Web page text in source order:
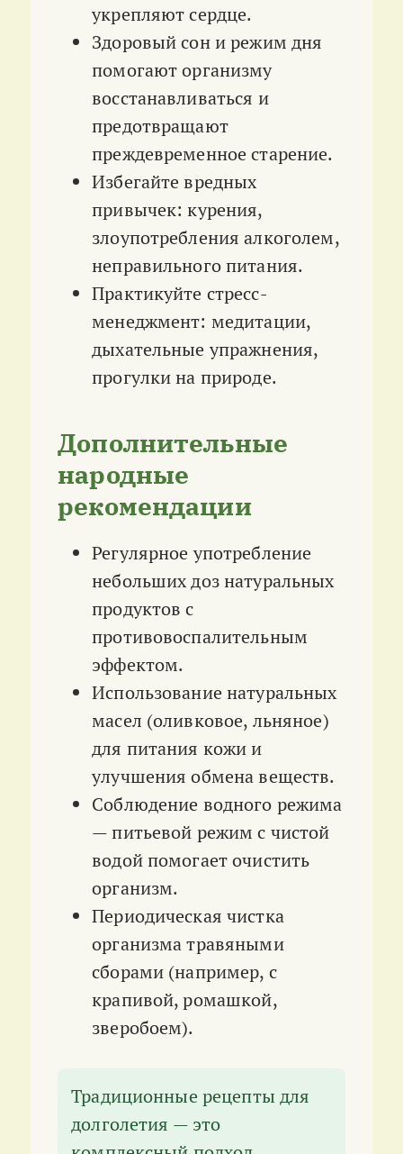
укрепляют сердце.
Здоровый сон и режим дня
помогают организму
восстанавливаться и
предотвращают
преждевременное старение.
Избегайте вредных
привычек: курения,
злоупотребления алкоголем,
неправильного питания.
Практикуйте стресс-
менеджмент: медитации,
дыхательные упражнения,
прогулки на природе.
Дополнительные
народные
рекомендации
Регулярное употребление
небольших доз натуральных
продуктов с
противовоспалительным
эффектом.
Использование натуральных
масел (оливковое, льняное)
для питания кожи и
улучшения обмена веществ.
Соблюдение водного режима
— питьевой режим с чистой
водой помогает очистить
организм.
Периодическая чистка
организма травяными
сборами (например, с
крапивой, ромашкой,
зверобоем).
Традиционные рецепты для
долголетия — это